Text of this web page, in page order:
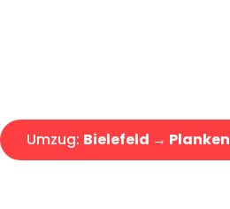
Umzug: Bielefeld → Planken